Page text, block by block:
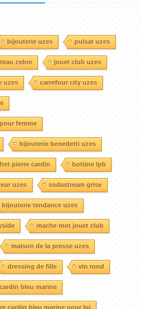
bijouterie uzes pulsat uzes
zebre jouet club uzes
uzes carrefour city uzes
femme
bijouterie benedetti uzes
pierre cardin bottine lpb
uzes sodastream grise
bijouterie tendance uzes
mache mot jouet club
maison de la presse uzes
dressing de fille vin rond
bleu marine
cardin bleu marine pour lui